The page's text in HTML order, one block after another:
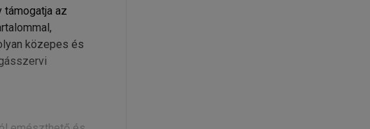
támogatja az
közepes és